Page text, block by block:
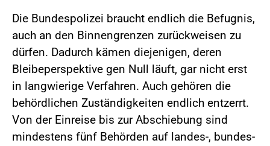
Die Bundespolizei braucht endlich die Befugnis,
auch an den Binnengrenzen zurückweisen zu
dürfen. Dadurch kämen diejenigen, deren
Bleibeperspektive gen Null läuft, gar nicht erst
in langwierige Verfahren. Auch gehören die
behördlichen Zuständigkeiten endlich entzerrt.
Von der Einreise bis zur Abschiebung sind
mindestens fünf Behörden auf landes-, bundes-